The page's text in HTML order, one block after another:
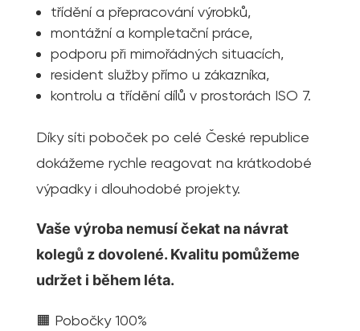
třídění a přepracování výrobků,
montážní a kompletační práce,
podporu při mimořádných situacích,
resident služby přímo u zákazníka,
kontrolu a třídění dílů v prostorách ISO 7.
Díky síti poboček po celé České republice
dokážeme rychle reagovat na krátkodobé
výpadky i dlouhodobé projekty.
Vaše výroba nemusí čekat na návrat
kolegů z dovolené. Kvalitu pomůžeme
udržet i během léta.
🟧 Pobočky 100%